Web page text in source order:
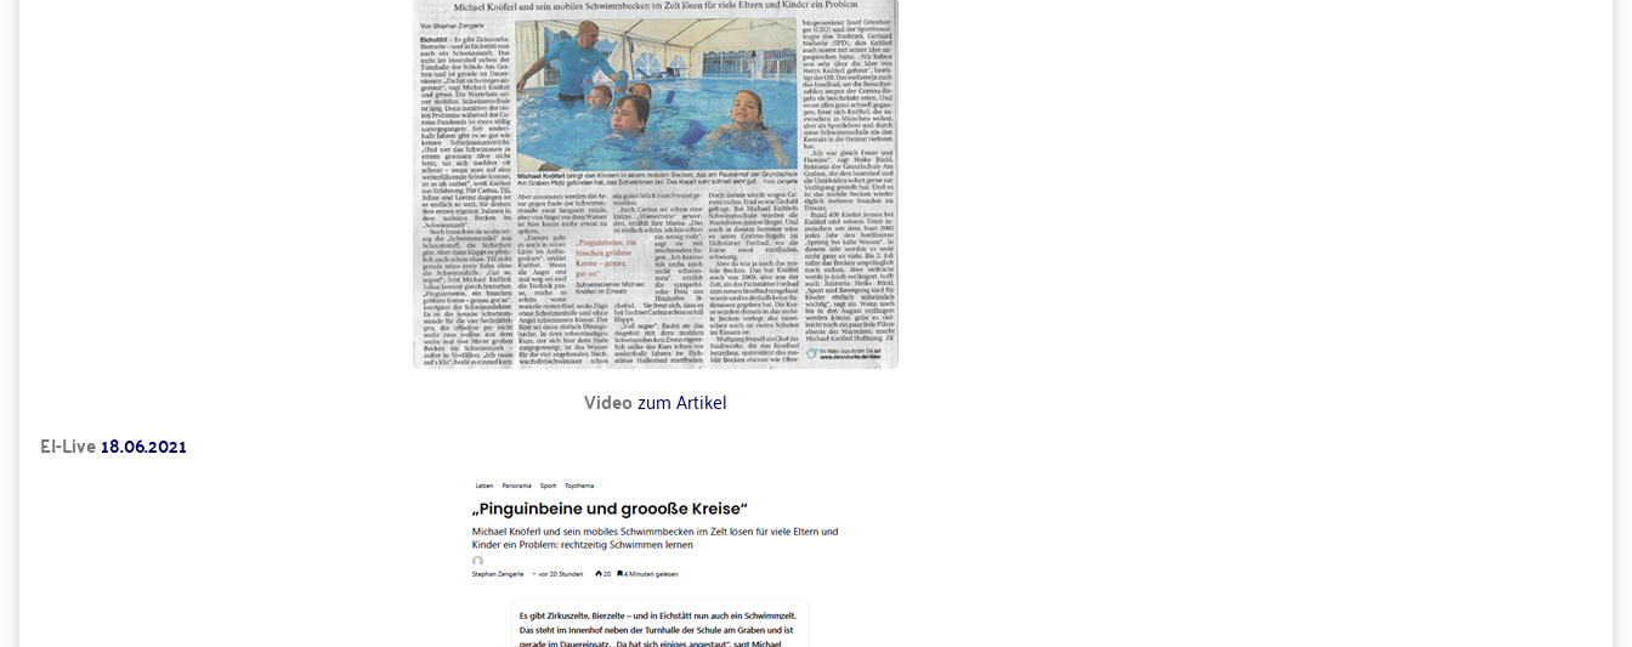
Videozum Artikel
EI-Live18.06.2021